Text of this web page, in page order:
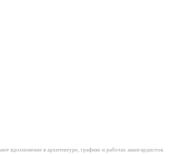
вдохновение в архитектуре, графике и работах авангардистов.